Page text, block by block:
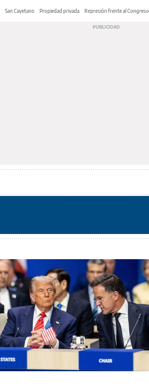
San Cayetano Propiedad privada Represión frente al Congreso